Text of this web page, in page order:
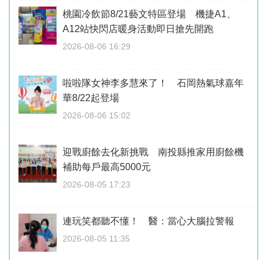
桃園冷飲節8/21藝文特區登場 機捷A1、
A12站快閃店暖身活動即日搶先開跑
2026-08-06 16:29
啦啦隊女神李多慧來了！ 石岡熱氣球嘉年
華8/22起登場
2026-08-06 15:02
迎戰廚餘去化新挑戰 南投縣推家用廚餘機
補助每戶最高5000元
2026-08-05 17:23
連玩笑都聽不懂！ 醫：當心大腦拉警報
2026-08-05 11:35